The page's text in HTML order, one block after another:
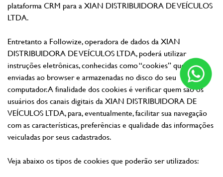
plataforma CRM para a XIAN DISTRIBUIDORA DE VEÍCULOS
LTDA.
Entretanto a Followize, operadora de dados da XIAN
DISTRIBUIDORA DE VEÍCULOS LTDA, poderá utilizar
instruções eletrônicas, conhecidas como “cookies” que serão
enviadas ao browser e armazenadas no disco do seu
computador. A finalidade dos cookies é verificar quem são os
usuários dos canais digitais da XIAN DISTRIBUIDORA DE
VEÍCULOS LTDA, para, eventualmente, facilitar sua navegação
com as características, preferências e qualidade das informações
veiculadas por seus cadastrados.
Veja abaixo os tipos de cookies que poderão ser utilizados: